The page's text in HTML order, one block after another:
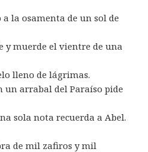
la osamenta de un sol de
y muerde el vientre de una
lleno de lágrimas.
un arrabal del Paraíso pide
sola nota recuerda a Abel.
de mil zafiros y mil